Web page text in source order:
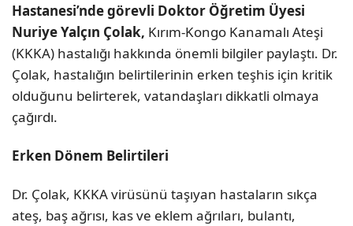
Hastanesi’nde görevli Doktor Öğretim Üyesi
Nuriye Yalçın Çolak, Kırım-Kongo Kanamalı Ateşi
(KKKA) hastalığı hakkında önemli bilgiler paylaştı. Dr.
Çolak, hastalığın belirtilerinin erken teşhis için kritik
olduğunu belirterek, vatandaşları dikkatli olmaya
çağırdı.
Erken Dönem Belirtileri
Dr. Çolak, KKKA virüsünü taşıyan hastaların sıkça
ateş, baş ağrısı, kas ve eklem ağrıları, bulantı,